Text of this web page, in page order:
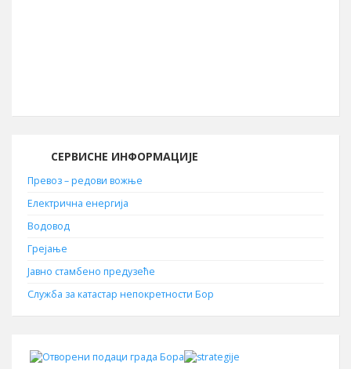
СЕРВИСНЕ ИНФОРМАЦИЈЕ
Превоз – редови вожње
Електрична енергија
Водовод
Грејање
Јавно стамбено предузеће
Служба за катастар непокретности Бор